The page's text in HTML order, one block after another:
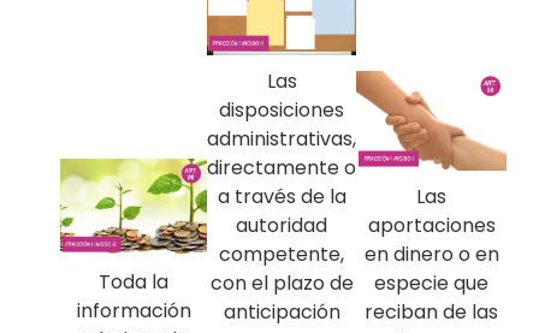
Toda la
información
Las
disposiciones
administrativas,
directamente o
a través de la
autoridad
competente,
con el plazo de
anticipación
Las
aportaciones
en dinero o en
especie que
reciban de las